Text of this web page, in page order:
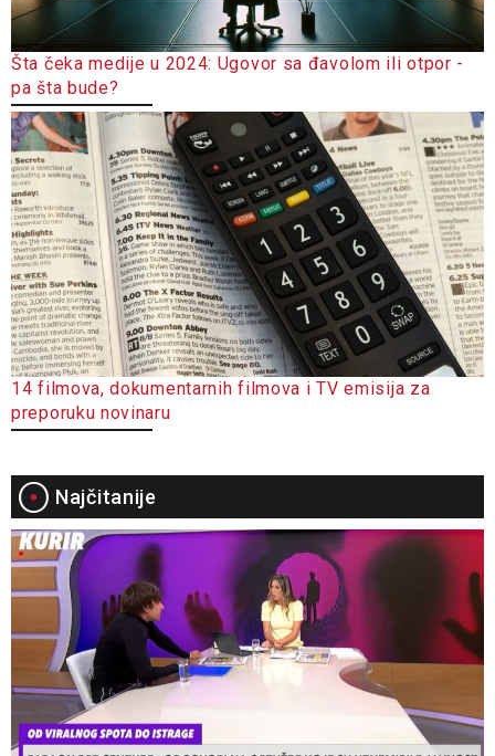
Šta čeka medije u 2024: Ugovor sa đavolom ili otpor -
pa šta bude?
14 filmova, dokumentarnih filmova i TV emisija za
preporuku novinaru
Najčitanije